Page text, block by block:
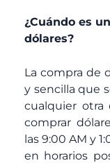
¿Cuándo es
dólares?
La compra de
y sencilla que
cualquier otra
comprar
las 9:00 AM y
en horarios